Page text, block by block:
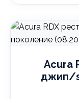
Acura
джип/